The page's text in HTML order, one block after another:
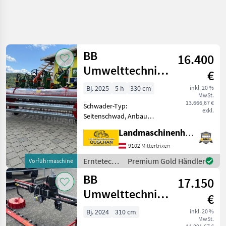
Vorführmaschine
BB
Umwelttechnik
Clementer 330F
16.400
€
inkl. 20 %
MwSt.
13.666,67 €
exkl.
Bj. 2025 5 h
330 cm
Schwader-Typ:
Seitenschwad, Anbau
Bandschwader
Kammschwader BB
Umwelttechnik Clementer
330F Vorführmaschine.
*Baujahr 2025 *Frontanbau
mit
Landmaschinenhandel Ouschan Anton
9102 Mittertrixen
Erntetechnik
Grünland /
BB
Umwelttechnik
Premium Gold Händler
BB
Umwelttechnik
Seco Duplex 310
17.150
€
inkl. 20 %
MwSt.
Bj. 2024
310 cm